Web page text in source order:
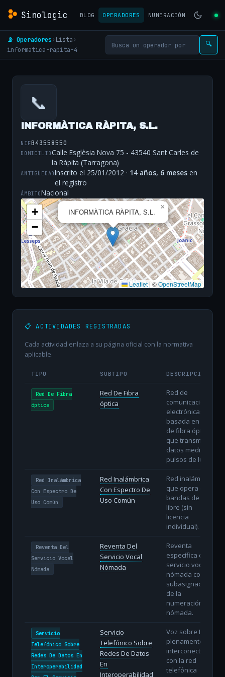
Sinologic BLOG OPERADORES NUMERACIÓN
📡 Operadores› Lista›
informatica-rapita-4
🔍
📞
INFORMÀTICA RÀPITA, S.L.
NIFB43558550
DOMICILIOCalle Esglèsia Nova 75 - 43540 Sant Carles de
la Ràpita (Tarragona)
ANTIGÜEDADInscrito el 25/01/2012 · 14 años, 6 meses en
el registro
ÁMBITONacional
INFORMÀTICA RÀPITA, S.L.
×
+
−
Leaflet | ©OpenStreetMap
📋 ACTIVIDADES REGISTRADAS
Cada actividad enlaza a su página oficial con la normativa
aplicable.
TIPO SUBTIPO DESCRIPCIÓN
Red De Fibra
óptica
Red De Fibra
óptica
Red de
comunicaciones
electrónicas
basada en hilos
de fibra óptica
que transmiten
datos mediante
pulsos de luz.
Red Inalámbrica
Con Espectro De
Uso Común
Red Inalámbrica
Con Espectro De
Uso Común
Red inalámbrica
que opera en
bandas de uso
libre (sin
licencia
individual).
Reventa Del
Servicio Vocal
Nómada
Reventa Del
Servicio Vocal
Nómada
Reventa
específica del
servicio vocal
nómada con
subasignación
de la
numeración
nómada.
Servicio
Telefónico Sobre
Redes De Datos En
Interoperabilidad
Servicio
Telefónico Sobre
Redes De Datos
En
Interoperabilidad
Voz sobre IP
plenamente
interconectada
con la red
telefónica